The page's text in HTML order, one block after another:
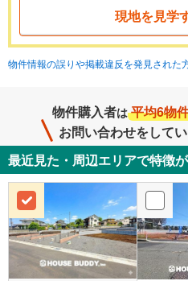
現地を見学
物件情報の誤りや掲載違反を発見された
物件購入者は 平均6物
お問い合わせをして
最近見た・周辺エリアで特徴